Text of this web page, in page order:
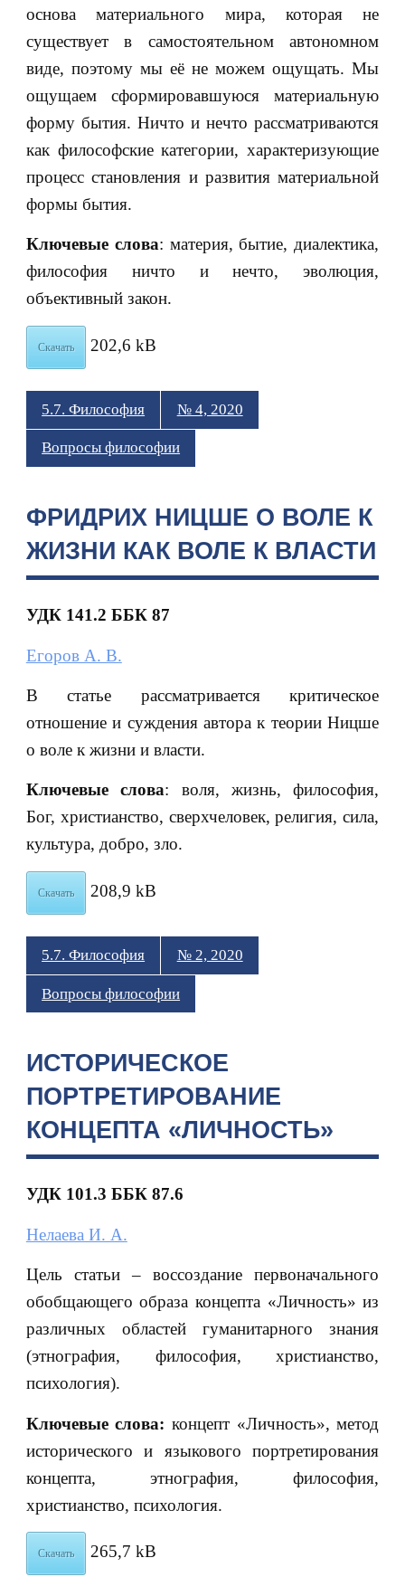
основа материального мира, которая не
существует в самостоятельном автономном
виде, поэтому мы её не можем ощущать. Мы
ощущаем сформировавшуюся материальную
форму бытия. Ничто и нечто рассматриваются
как философские категории, характеризующие
процесс становления и развития материальной
формы бытия.
Ключевые слова: материя, бытие, диалектика,
философия ничто и нечто, эволюция,
объективный закон.
Скачать 202,6 kB
5.7. Философия № 4, 2020
Вопросы философии
ФРИДРИХ НИЦШЕ О ВОЛЕ К
ЖИЗНИ КАК ВОЛЕ К ВЛАСТИ
УДК 141.2 ББК 87
Егоров А. В.
В статье рассматривается критическое
отношение и суждения автора к теории Ницше
о воле к жизни и власти.
Ключевые слова: воля, жизнь, философия,
Бог, христианство, сверхчеловек, религия, сила,
культура, добро, зло.
Скачать 208,9 kB
5.7. Философия № 2, 2020
Вопросы философии
ИСТОРИЧЕСКОЕ
ПОРТРЕТИРОВАНИЕ
КОНЦЕПТА «ЛИЧНОСТЬ»
УДК 101.3 ББК 87.6
Нелаева И. А.
Цель статьи – воссоздание первоначального
обобщающего образа концепта «Личность» из
различных областей гуманитарного знания
(этнография, философия, христианство,
психология).
Ключевые слова: концепт «Личность», метод
исторического и языкового портретирования
концепта, этнография, философия,
христианство, психология.
Скачать 265,7 kB